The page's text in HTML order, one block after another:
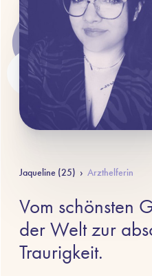
Jaqueline (25) › Arzthelferin
Vom schönsten
der Welt zur
Traurigkeit.